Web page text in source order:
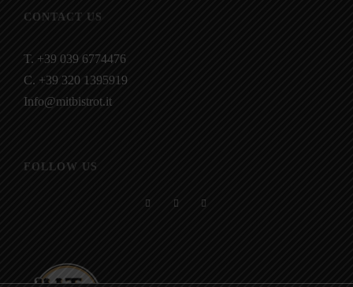
CONTACT US
T. +39 039 6774476
C. +39 320 1395919
Info@mitbistrot.it
FOLLOW US